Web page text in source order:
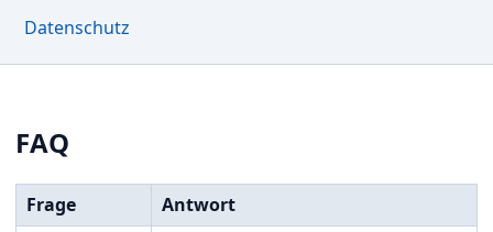
Datenschutz
FAQ
Frage
Antwort